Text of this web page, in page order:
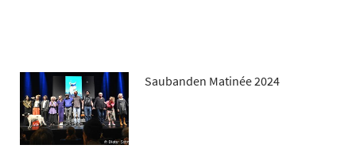
Saubanden Matinée 2024